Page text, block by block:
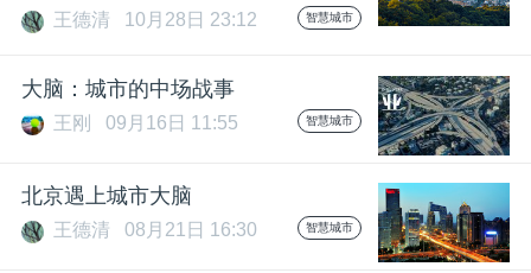
题
爱
机
王德清 10月28日 23:12 智慧城市
大脑：城市的中场战事
王刚 09月16日 11:55 智慧城市
北京遇上城市大脑
王德清 08月21日 16:30 智慧城市